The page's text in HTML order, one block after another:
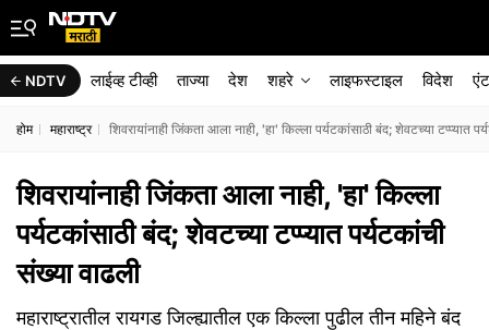
NDTV लाईव्ह टीव्ही ताज्या देश शहरे लाइफस्टाइल विदेश
होम महाराष्ट्र शिवरायांनाही जिंकता आला नाही, 'हा' किल्ला पर्यटकांसाठी बंद; शेवटच्या टप्प्यात
शिवरायांनाही जिंकता आला नाही, 'हा' किल्ला
पर्यटकांसाठी बंद; शेवटच्या टप्प्यात पर्यटकांची
संख्या वाढली
महाराष्ट्रातील रायगड जिल्ह्यातील एक किल्ला पुढील तीन महिने बंद